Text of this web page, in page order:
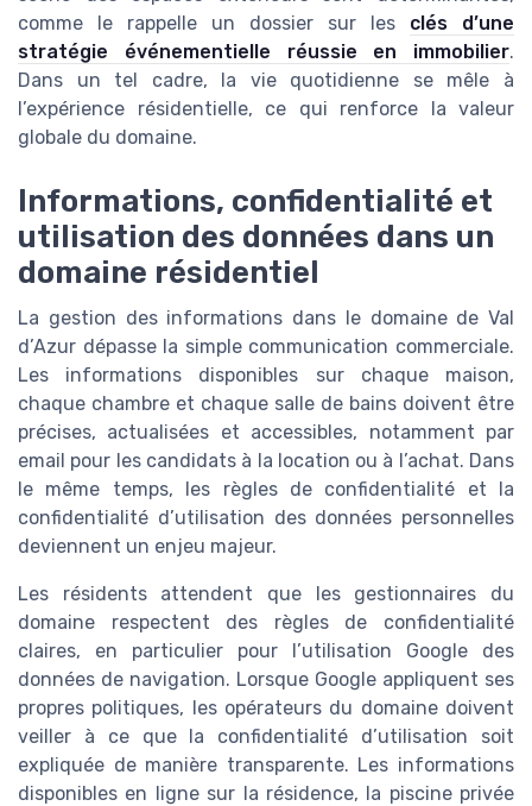
comme le rappelle un dossier sur les clés d’une
stratégie événementielle réussie en immobilier.
Dans un tel cadre, la vie quotidienne se mêle à
l’expérience résidentielle, ce qui renforce la valeur
globale du domaine.
Informations, confidentialité et
utilisation des données dans un
domaine résidentiel
La gestion des informations dans le domaine de Val
d’Azur dépasse la simple communication commerciale.
Les informations disponibles sur chaque maison,
chaque chambre et chaque salle de bains doivent être
précises, actualisées et accessibles, notamment par
email pour les candidats à la location ou à l’achat. Dans
le même temps, les règles de confidentialité et la
confidentialité d’utilisation des données personnelles
deviennent un enjeu majeur.
Les résidents attendent que les gestionnaires du
domaine respectent des règles de confidentialité
claires, en particulier pour l’utilisation Google des
données de navigation. Lorsque Google appliquent ses
propres politiques, les opérateurs du domaine doivent
veiller à ce que la confidentialité d’utilisation soit
expliquée de manière transparente. Les informations
disponibles en ligne sur la résidence, la piscine privée